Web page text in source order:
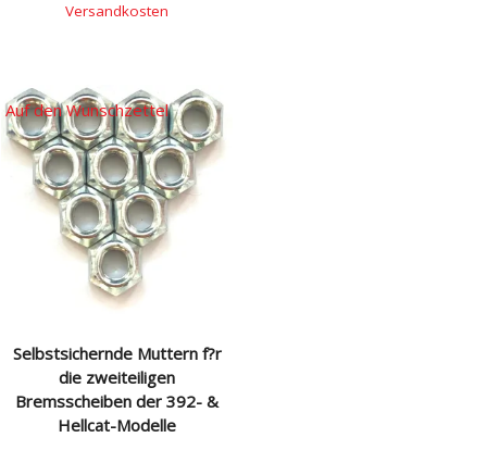
Versandkosten
Selbstsichernde Muttern f?r
die zweiteiligen
Bremsscheiben der 392- &
Hellcat-Modelle
Auf den Wunschzettel